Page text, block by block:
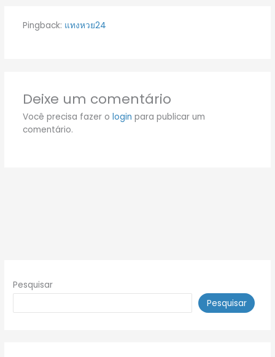
Pingback: แทงหวย24
Deixe um comentário
Você precisa fazer o login para publicar um
comentário.
Pesquisar
Pesquisar